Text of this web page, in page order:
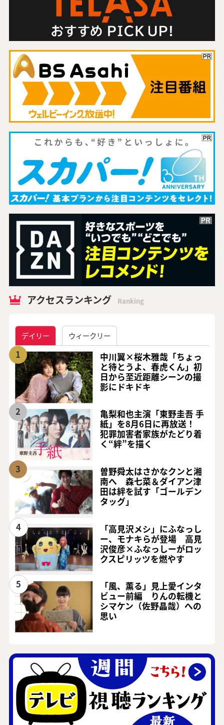
アクセスランキング Ranking
デイリー ウィークリー
1
中川翼×桜木雅哉「ちょっ
と待とうよ、春虎くん」初
日から至近距離シーンの撮
影にドキドキ
2
亀梨和也主演「東野圭吾 手
紙」を8月6日に再放送！
犯罪加害者家族がたどり着
く“絆”を描く
3
曽野舜太はさかなクンと湘
南へ 森七菜＆ダイアン津
田は絆を試す「ゴールデン
タッグ」
4
「高見沢メシ」にふなっし
ー、モナキらが登場 高見
沢俊彦×ふなっしーがロッ
クスピリッツを燃やす
5
「風、薫る」見上愛インタ
ビュー前編 りんの転機と
シマケン（佐野晶哉）への
思い